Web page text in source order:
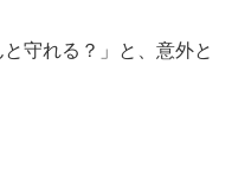
守れる？」と、意外と